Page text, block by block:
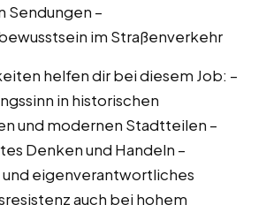
Sendungen –
im Straßenverkehr
helfen dir bei diesem Job: –
in historischen
und modernen Stadtteilen –
Denken und Handeln –
eigenverantwortliches
auch bei hohem